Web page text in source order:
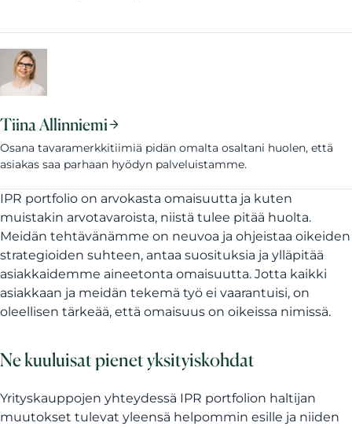
Tiina Allinniemi
Osana tavaramerkkitiimiä pidän omalta osaltani huolen, että
asiakas saa parhaan hyödyn palveluistamme.
IPR portfolio on arvokasta omaisuutta ja kuten
muistakin arvotavaroista, niistä tulee pitää huolta.
Meidän tehtävänämme on neuvoa ja ohjeistaa oikeiden
strategioiden suhteen, antaa suosituksia ja ylläpitää
asiakkaidemme aineetonta omaisuutta. Jotta kaikki
asiakkaan ja meidän tekemä työ ei vaarantuisi, on
oleellisen tärkeää, että omaisuus on oikeissa nimissä.
Ne kuuluisat pienet yksityiskohdat
Yrityskauppojen yhteydessä IPR portfolion haltijan
muutokset tulevat yleensä helpommin esille ja niiden